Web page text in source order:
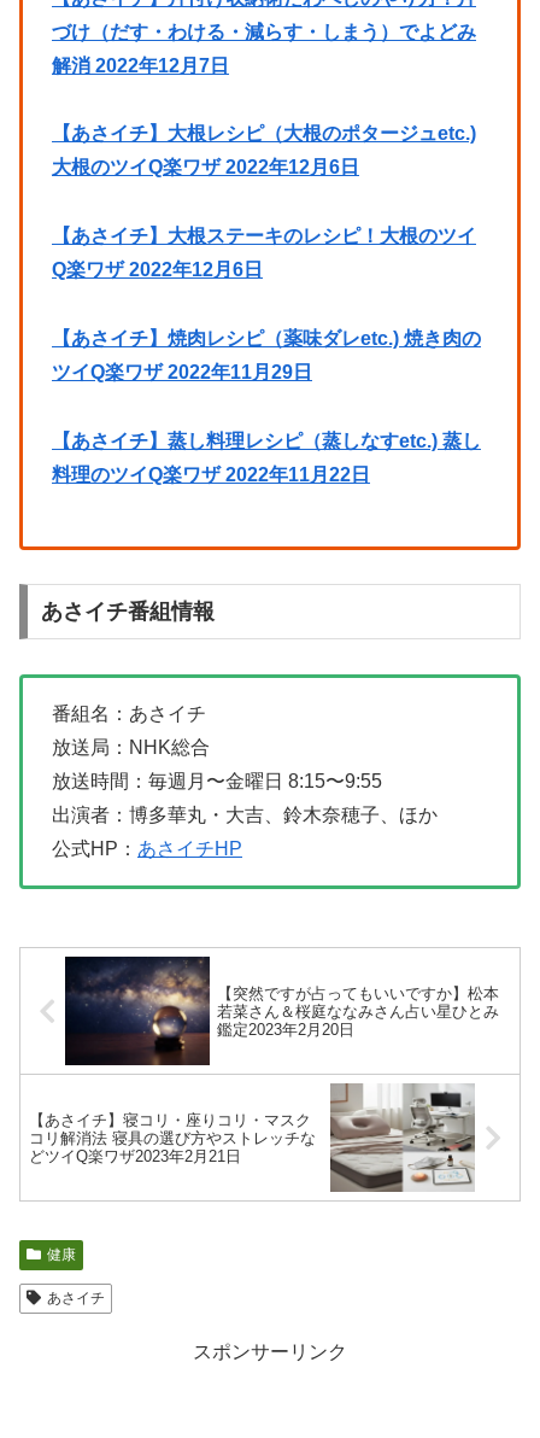
づけ（だす・わける・減らす・しまう）でよどみ
解消 2022年12月7日
【あさイチ】大根レシピ（大根のポタージュetc.)
大根のツイQ楽ワザ 2022年12月6日
【あさイチ】大根ステーキのレシピ！大根のツイ
Q楽ワザ 2022年12月6日
【あさイチ】焼肉レシピ（薬味ダレetc.) 焼き肉の
ツイQ楽ワザ 2022年11月29日
【あさイチ】蒸し料理レシピ（蒸しなすetc.) 蒸し
料理のツイQ楽ワザ 2022年11月22日
あさイチ番組情報
番組名：あさイチ
放送局：NHK総合
放送時間：毎週月〜金曜日 8:15〜9:55
出演者：博多華丸・大吉、鈴木奈穂子、ほか
公式HP： あさイチHP
【突然ですが占ってもいいですか】松本
若菜さん＆桜庭ななみさん占い星ひとみ
鑑定2023年2月20日
【あさイチ】寝コリ・座りコリ・マスク
コリ解消法 寝具の選び方やストレッチな
どツイQ楽ワザ2023年2月21日
健康
あさイチ
スポンサーリンク